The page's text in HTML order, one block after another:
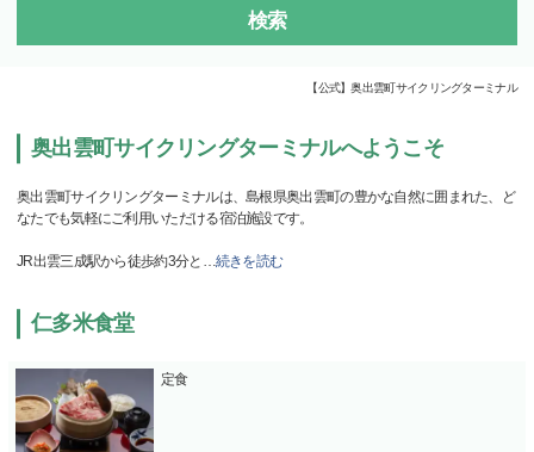
検索
【公式】奥出雲町サイクリングターミナル
奥出雲町サイクリングターミナルへようこそ
奥出雲町サイクリングターミナルは、島根県奥出雲町の豊かな自然に囲まれた、ど
なたでも気軽にご利用いただける宿泊施設です。
JR出雲三成駅から徒歩約3分と …続きを読む
仁多米食堂
定食